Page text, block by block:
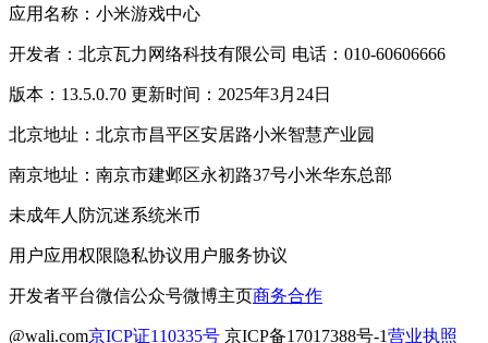
应用名称：小米游戏中心
开发者：北京瓦力网络科技有限公司 电话：010-60606666
版本：13.5.0.70 更新时间：2025年3月24日
北京地址：北京市昌平区安居路小米智慧产业园
南京地址：南京市建邺区永初路37号小米华东总部
未成年人防沉迷系统米币
用户应用权限隐私协议用户服务协议
开发者平台微信公众号微博主页商务合作
@wali.com京ICP证110335号 京ICP备17017388号-1营业执照